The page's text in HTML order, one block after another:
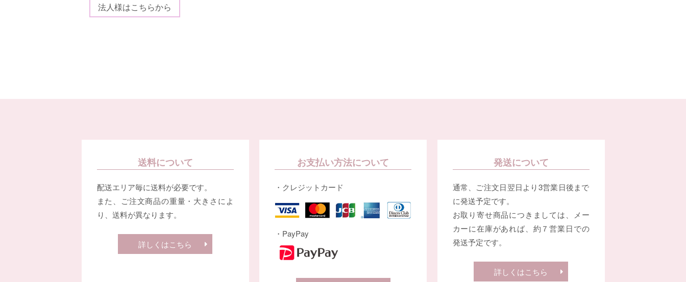
法人様はこちらから
送料について
配送エリア毎に送料が必要です。
また、ご注文商品の重量・大きさによ
り、送料が異なります。
詳しくはこちら
お支払い方法について
・クレジットカード
・PayPay
発送について
通常、ご注文日翌日より3営業日後まで
に発送予定です。
お取り寄せ商品につきましては、メー
カーに在庫があれば、約７営業日での
発送予定です。
詳しくはこちら